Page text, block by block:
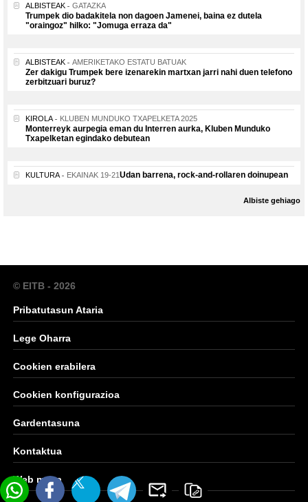
ALBISTEAK GATAZKA
Trumpek dio badakitela non dagoen Jamenei, baina ez dutela
"oraingoz" hilko: "Jomuga erraza da"
ALBISTEAK AMERIKETAKO ESTATU BATUAK
Zer dakigu Trumpek bere izenarekin martxan jarri nahi duen telefono
zerbitzuari buruz?
KIROLA KLUBEN MUNDUKO TXAPELKETA 2025
Monterreyk aurpegia eman du Interren aurka, Kluben Munduko
Txapelketan egindako debutean
KULTURA EKAINAK 19-21Udan barrena, rock-and-rollaren doinupean
Albiste gehiago
© EITB - 2026
Pribatutasun Ataria
Lege Oharra
Cookien erabilera
Cookien konfigurazioa
Gardentasuna
Kontaktua
Web mapa